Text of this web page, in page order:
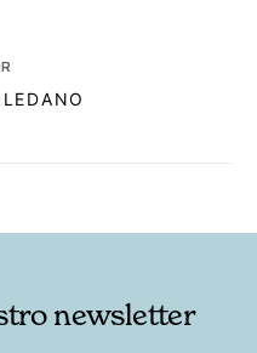
newsletter